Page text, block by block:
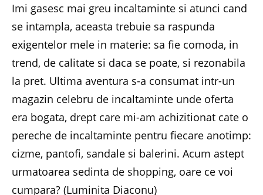
Imi gasesc mai greu incaltaminte si atunci cand
se intampla, aceasta trebuie sa raspunda
exigentelor mele in materie: sa fie comoda, in
trend, de calitate si daca se poate, si rezonabila
la pret. Ultima aventura s-a consumat intr-un
magazin celebru de incaltaminte unde oferta
era bogata, drept care mi-am achizitionat cate o
pereche de incaltaminte pentru fiecare anotimp:
cizme, pantofi, sandale si balerini. Acum astept
urmatoarea sedinta de shopping, oare ce voi
cumpara? (Luminita Diaconu)